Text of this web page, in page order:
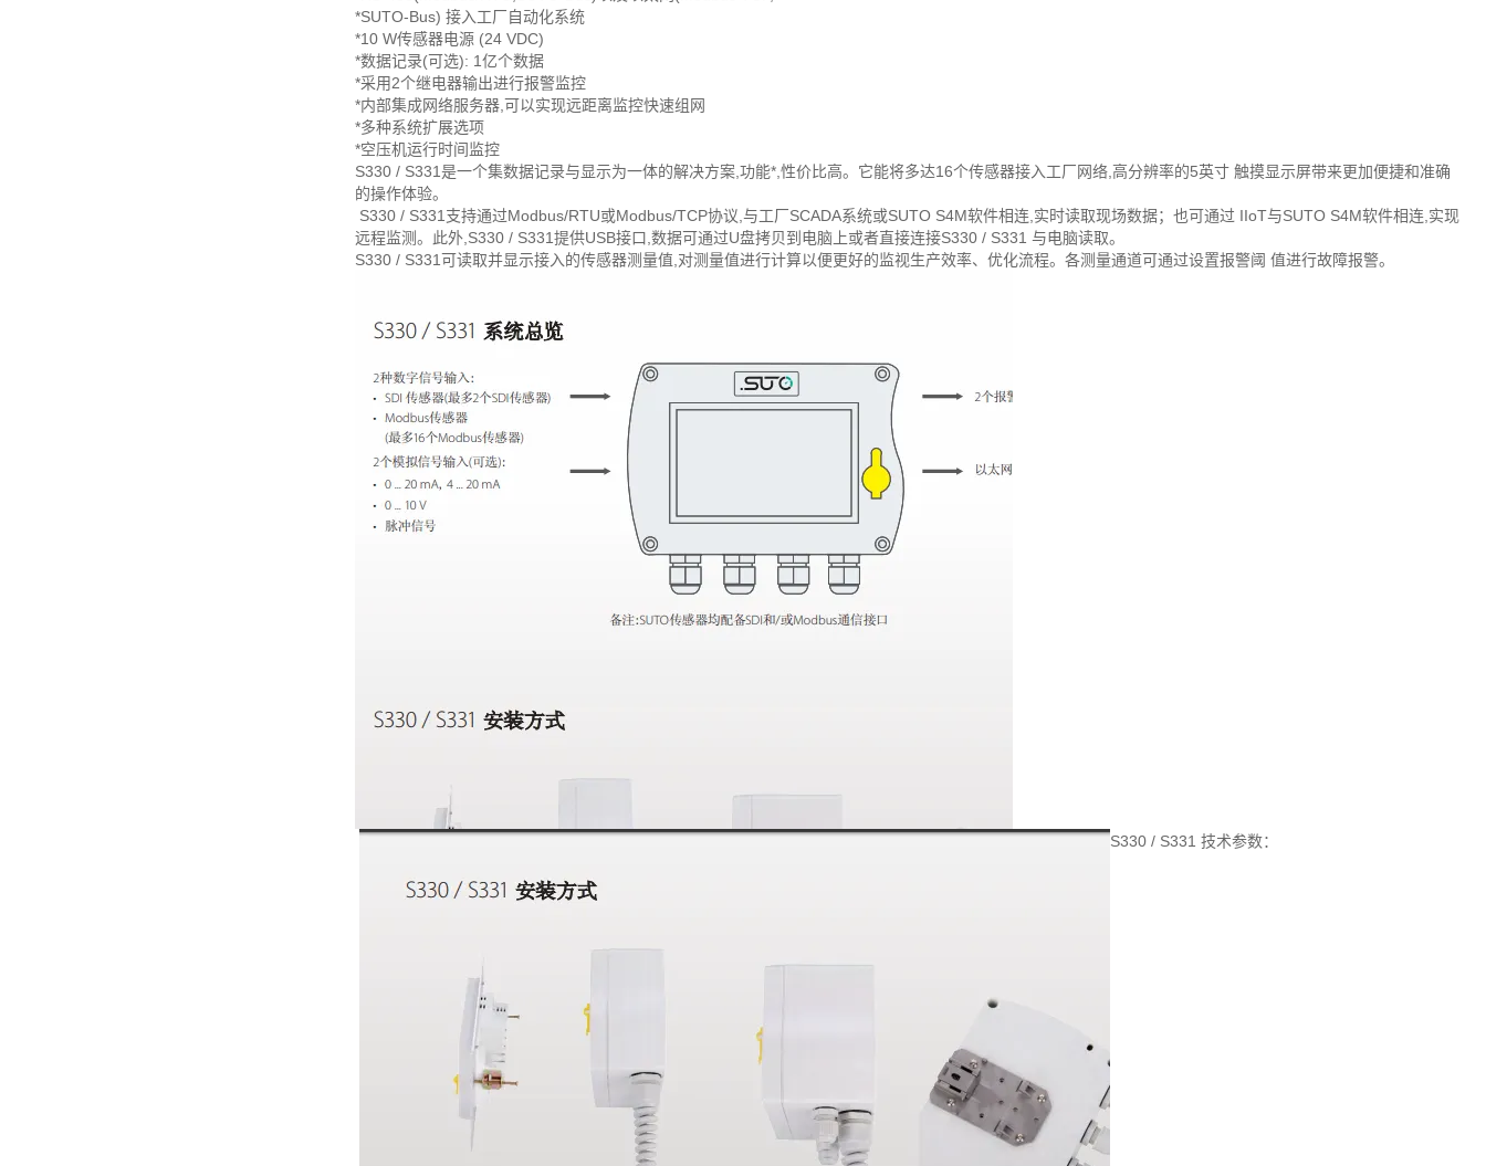
*SUTO-Bus) 接入工厂自动化系统
*10 W传感器电源 (24 VDC)
*数据记录(可选): 1亿个数据
*采用2个继电器输出进行报警监控
*内部集成网络服务器,可以实现远距离监控快速组网
*多种系统扩展选项
*空压机运行时间监控
S330 / S331是一个集数据记录与显示为一体的解决方案,功能*,性价比高。它能将多达16个传感器接入工厂网络,高分辨率的5英寸 触摸显示屏带来更加便捷和准确
的操作体验。
S330 / S331支持通过Modbus/RTU或Modbus/TCP协议,与工厂SCADA系统或SUTO S4M软件相连,实时读取现场数据；也可通过 IIoT与SUTO S4M软件相连,实现
远程监测。此外,S330 / S331提供USB接口,数据可通过U盘拷贝到电脑上或者直接连接S330 / S331 与电脑读取。
S330 / S331可读取并显示接入的传感器测量值,对测量值进行计算以便更好的监视生产效率、优化流程。各测量通道可通过设置报警阈 值进行故障报警。
S330 / S331 技术参数：